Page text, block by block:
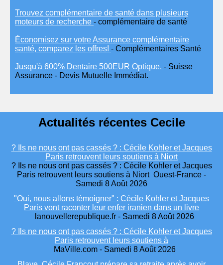
Trouvez complémentaire de santé dans plusieurs
moteurs de recherche - complémentaire de santé
Économisez sur votre Assurance complémentaire
santé, comparez les offres! - Complémentaires Santé
Jusqu'à 600% Dentaire 500EUR Optique. - Suisse
Assurance - Devis Mutuelle Immédiat.
Actualités récentes Cecile
? Ils ne nous ont pas cassés ? : Cécile Kohler et Jacques
Paris retrouvent leurs soutiens à Niort
? Ils ne nous ont pas cassés ? : Cécile Kohler et Jacques
Paris retrouvent leurs soutiens à Niort Ouest-France -
Samedi 8 Août 2026
"Oui, nous allons témoigner" : Cécile Kohler et Jacques
Paris vont raconter leur enfer iranien dans un livre
lanouvellerepublique.fr - Samedi 8 Août 2026
? Ils ne nous ont pas cassés ? : Cécile Kohler et Jacques
Paris retrouvent leurs soutiens à
MaVille.com - Samedi 8 Août 2026